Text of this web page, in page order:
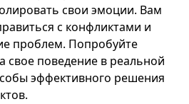
свои эмоции. Вам
с конфликтами и
проблем. Попробуйте
свое поведение в реальной
эффективного решения